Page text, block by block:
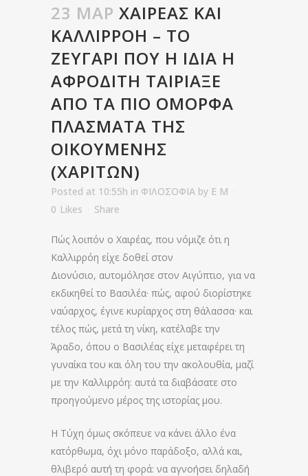
23 ΜΑΡ ΧΑΙΡΈΑΣ ΚΑΙ
ΚΑΛΛΙΡΡΌΗ – ΤΟ
ΖΕΥΓΆΡΙ ΠΟΥ Η ΊΔΙΑ Η
ΑΦΡΟΔΊΤΗ ΤΑΊΡΙΑΞΕ
ΑΠΌ ΤΑ ΠΙΟ ΌΜΟΡΦΑ
ΠΛΆΣΜΑΤΑ ΤΗΣ
ΟΙΚΟΥΜΈΝΗΣ
(ΧΑΡΙΤΩΝ)
Posted at 10:55h in ΦΙΛΟΣΟΦΙΑ by E M
0 Likes Share
Πώς λοιπόν ο Χαιρέας, που νόμιζε ότι η
Καλλιρρόη είχε δοθεί στον
Διονύσιο, αυτομόλησε στον Αιγύπτιο, για να
εκδικηθεί το Βασιλέα· πώς, αφού διορίστηκε
ναύαρχος, έγινε κυρίαρχος στη θάλασσα· και
τέλος πώς, μετά τη νίκη, κατέλαβε την
Άραδο, όπου ο Βασιλέας είχε μεταφέρει τη
γυναίκα του και όλη του την ακολουθία, μαζί
με την Καλλιρρόη: αυτά τα διαβάσατε στο
προηγούμενο μέρος της ιστορίας μου.
Η Τύχη όμως σκόπευε να κάνει άλλο ένα
κατόρθωμα, όχι μόνο παράδοξο, αλλά και,
θλιβερό αυτή τη φορά: να αγνοήσει δηλαδή